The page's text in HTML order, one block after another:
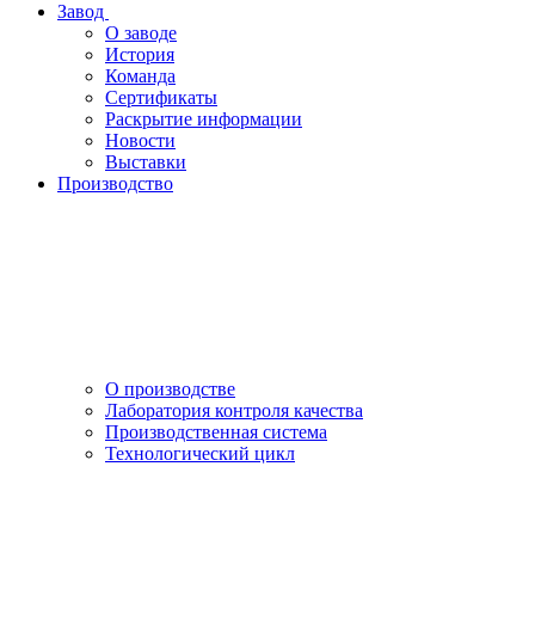
Завод
О заводе
История
Команда
Сертификаты
Раскрытие информации
Новости
Выставки
Производство
О производстве
Лаборатория контроля качества
Производственная система
Технологический цикл